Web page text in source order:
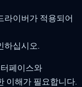
라이버가 적용되어
하십시오.
페이스와
이해가 필요합니다.